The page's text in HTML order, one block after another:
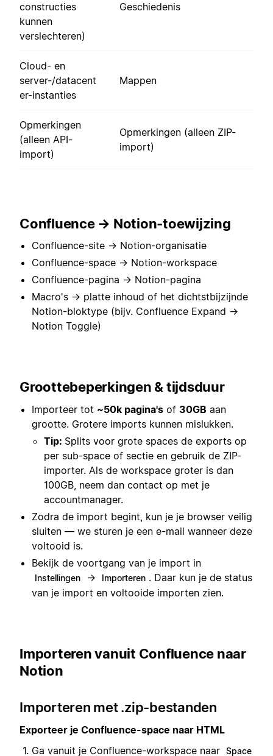
constructies
kunnen
verslechteren)
Geschiedenis
Cloud- en
server-/datacent
er-instanties
Mappen
Opmerkingen
(alleen API-
import)
Opmerkingen (alleen ZIP-
import)
Confluence → Notion-toewijzing
Confluence-site → Notion-organisatie
Confluence-space → Notion-workspace
Confluence-pagina → Notion-pagina
Macro's → platte inhoud of het dichtstbijzijnde
Notion-bloktype (bijv. Confluence Expand →
Notion Toggle)
Groottebeperkingen & tijdsduur
Importeer tot ~50k pagina's of 30GB aan
grootte. Grotere imports kunnen mislukken.
Tip: Splits voor grote spaces de exports op
per sub-space of sectie en gebruik de ZIP-
importer. Als de workspace groter is dan
100GB, neem dan contact op met je
accountmanager.
Zodra de import begint, kun je je browser veilig
sluiten — we sturen je een e-mail wanneer deze
voltooid is.
Bekijk de voortgang van je import in
Instellingen → Importeren . Daar kun je de status
van je import en voltooide importen zien.
Importeren vanuit Confluence naar
Notion
Importeren met .zip-bestanden
Exporteer je Confluence-space naar HTML
Ga vanuit je Confluence-workspace naar Space